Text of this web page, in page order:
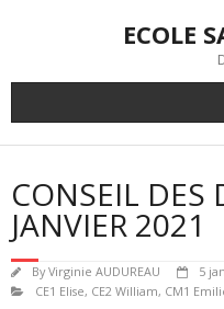
ECOLE
CONSEIL DES
JANVIER 2021
ByVirginie AUDUREAU
5
CE1 Elise, CE2 William, CM1